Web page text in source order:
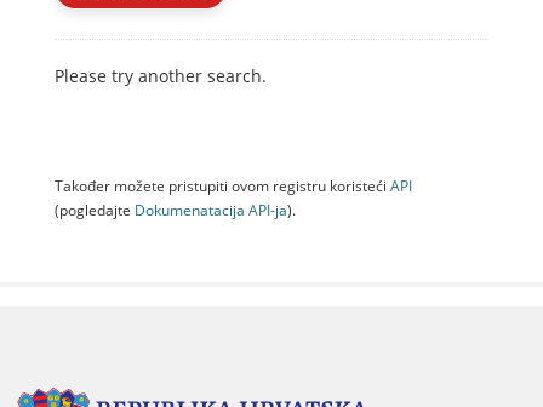
Please try another search.
Također možete pristupiti ovom registru koristeći API
(pogledajte Dokumenаtаcijа API-jа).